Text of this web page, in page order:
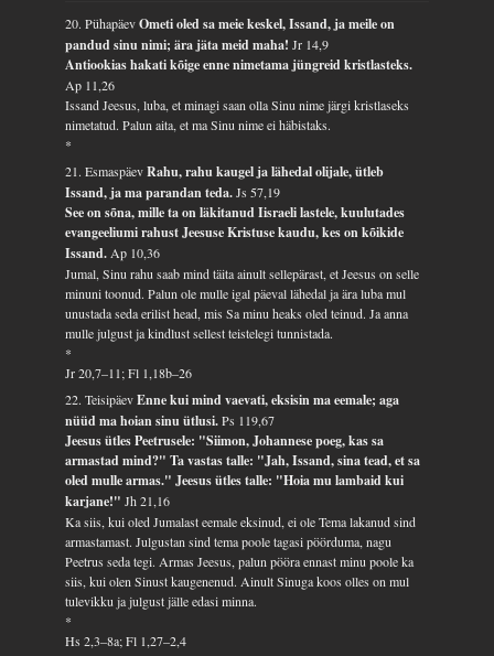
20. PühapäevOmeti oled sa meie keskel, Issand, ja meile on
pandud sinu nimi; ära jäta meid maha!Jr 14,9
Antiookias hakati kõige enne nimetama jüngreid kristlasteks.
Ap 11,26
Issand Jeesus, luba, et minagi saan olla Sinu nime järgi kristlaseks
nimetatud. Palun aita, et ma Sinu nime ei häbistaks.
*
21. EsmaspäevRahu, rahu kaugel ja lähedal olijale, ütleb
Issand, ja ma parandan teda.Js 57,19
See on sõna, mille ta on läkitanud Iisraeli lastele, kuulutades
evangeeliumi rahust Jeesuse Kristuse kaudu, kes on kõikide
Issand.Ap 10,36
Jumal, Sinu rahu saab mind täita ainult sellepärast, et Jeesus on selle
minuni toonud. Palun ole mulle igal päeval lähedal ja ära luba mul
unustada seda erilist head, mis Sa minu heaks oled teinud. Ja anna
mulle julgust ja kindlust sellest teistelegi tunnistada.
*
Jr 20,7–11; Fl 1,18b–26
22. TeisipäevEnne kui mind vaevati, eksisin ma eemale; aga
nüüd ma hoian sinu ütlusi.Ps 119,67
Jeesus ütles Peetrusele: "Siimon, Johannese poeg, kas sa
armastad mind?" Ta vastas talle: "Jah, Issand, sina tead, et sa
oled mulle armas." Jeesus ütles talle: "Hoia mu lambaid kui
karjane!"Jh 21,16
Ka siis, kui oled Jumalast eemale eksinud, ei ole Tema lakanud sind
armastamast. Julgustan sind tema poole tagasi pöörduma, nagu
Peetrus seda tegi. Armas Jeesus, palun pööra ennast minu poole ka
siis, kui olen Sinust kaugenenud. Ainult Sinuga koos olles on mul
tulevikku ja julgust jälle edasi minna.
*
Hs 2,3–8a; Fl 1,27–2,4